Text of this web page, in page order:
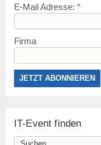
E-Mail Adresse: *
Firma
IT-Event finden